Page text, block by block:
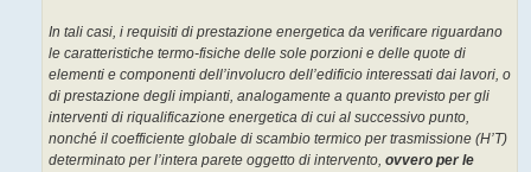
In tali casi, i requisiti di prestazione energetica da verificare riguardano
le caratteristiche termo-fisiche delle sole porzioni e delle quote di
elementi e componenti dell’involucro dell’edificio interessati dai lavori, o
di prestazione degli impianti, analogamente a quanto previsto per gli
interventi di riqualificazione energetica di cui al successivo punto,
nonché il coefficiente globale di scambio termico per trasmissione (H’T)
determinato per l’intera parete oggetto di intervento, ovvero per le